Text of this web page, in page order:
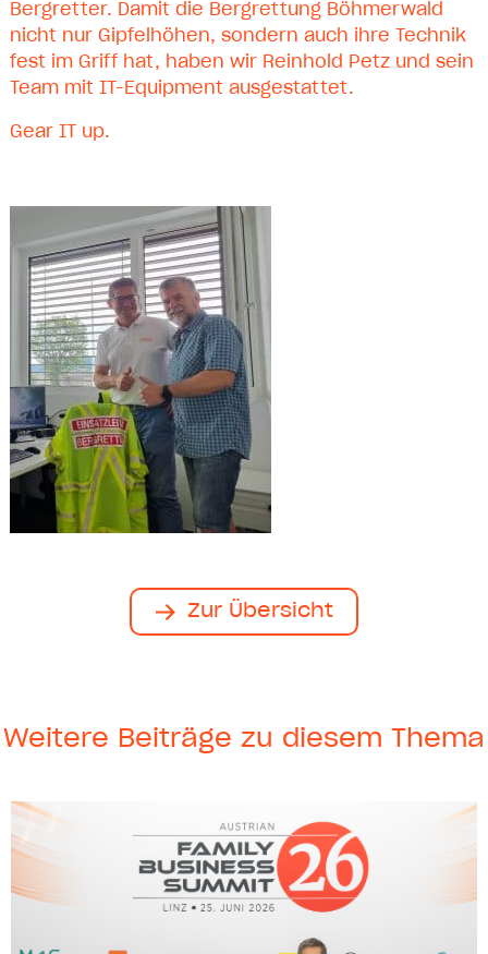
Bergretter. Damit die Bergrettung Böhmerwald
nicht nur Gipfelhöhen, sondern auch ihre Technik
fest im Griff hat, haben wir Reinhold Petz und sein
Team mit IT-Equipment ausgestattet.
Gear IT up.
Zur Übersicht
Weitere Beiträge zu diesem Thema